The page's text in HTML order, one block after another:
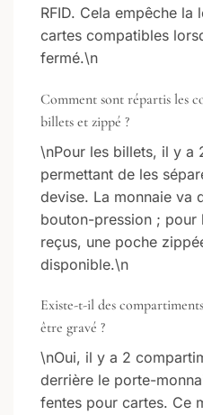
RFID. Cela empêche
cartes compatibles
fermé.\n
Comment sont répartis les
billets et zippé ?
\nPour les billets, il y a
permettant de les
devise. La monnaie va
bouton-pression ; pour
reçus, une poche
disponible.\n
Existe-t-il des
être gravé ?
\nOui, il y a 2
derrière le porte-
fentes pour cartes. Ce